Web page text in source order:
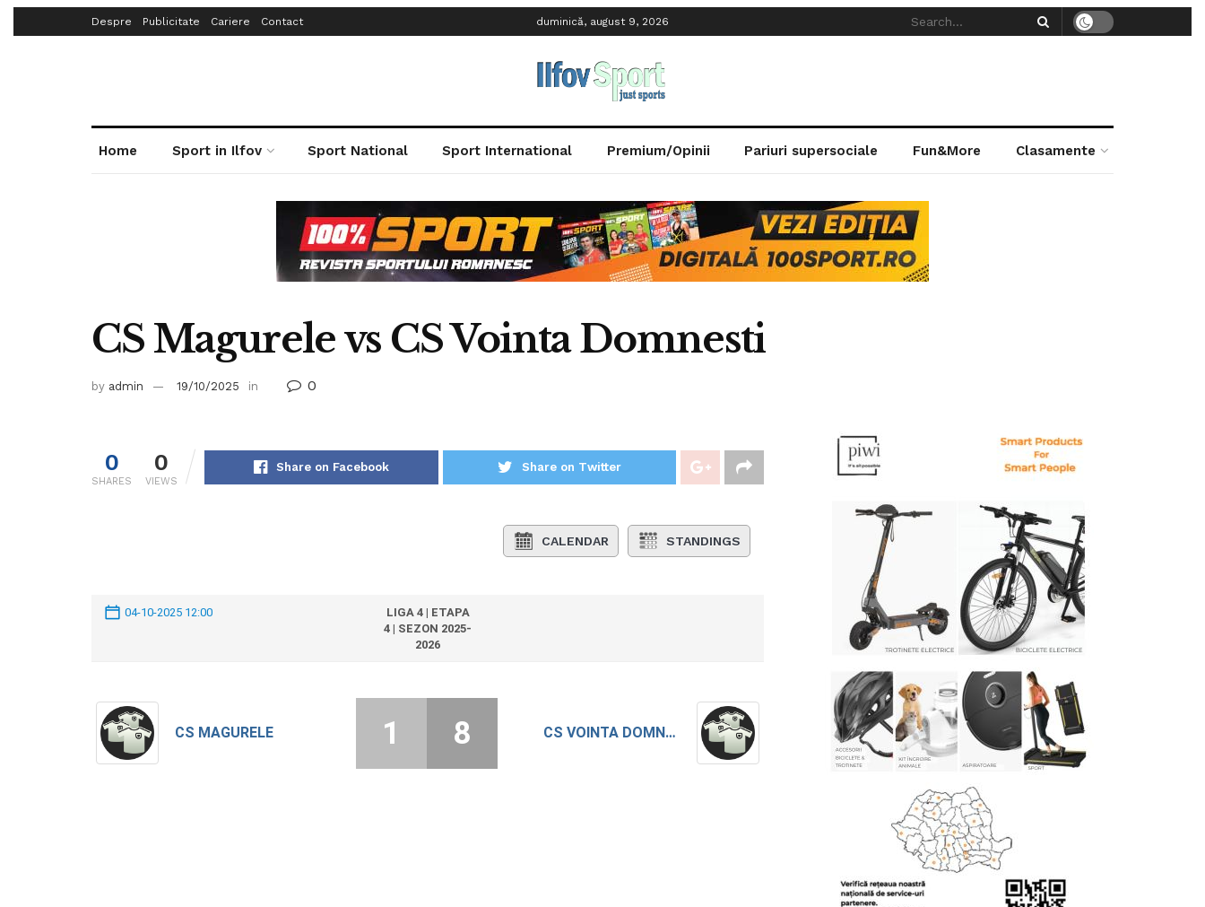
Despre Publicitate Cariere Contact duminică, august 9, 2026
Home Sport in Ilfov Sport National Sport International Premium/Opinii Pariuri supersociale Fun&More Clasamente
CS Magurele vs CS Vointa Domnesti
by admin 19/10/2025 in 0
0
SHARES
0
VIEWS
Share on Facebook Share on Twitter
CALENDAR STANDINGS
04-10-2025 12:00
LIGA 4 | ETAPA
4 | SEZON 2025-
2026
CS MAGURELE CS VOINTA DOMNESTI
1 8